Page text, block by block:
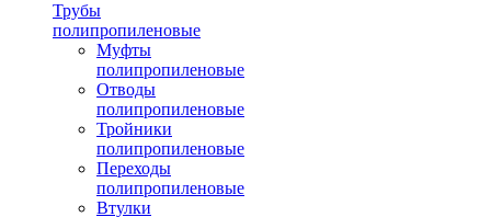
Трубы
полипропиленовые
Муфты
полипропиленовые
Отводы
полипропиленовые
Тройники
полипропиленовые
Переходы
полипропиленовые
Втулки